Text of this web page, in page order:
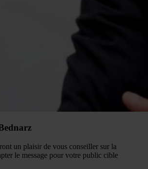
un plaisir de vous conseiller sur la
le message pour votre public cible